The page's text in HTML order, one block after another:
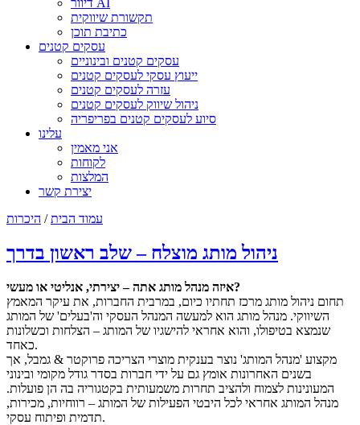
דיוור AI
תקשורת שיווקית
כתיבת תוכן
עסקים קטנים
עסקים קטנים ובינוניים
ייעוץ עסקי לעסקים קטנים
עזרה לעסקים קטנים
ניהול שיווק לעסקים קטנים
סיוע לעסקים קטנים בפריפריה
עלינו
אני מאמין
לקוחות
המלצות
יצירת קשר
עמוד הבית/ היכרות
ניהול מותג מוצלח – שלב ראשון בדרך
איזה מנהל מותג אתה – יצירתי, אנליטי או מעשי?
תחום ניהול מותג מרכז תחתיו כיום, במרבית החברות, את עיקר המאמץ
השיווקי. מנהל מותג הוא למעשה המנהל העסקי וה'בעלים' של המותג
שנמצא בטיפולו, והוא אחראי להישגיו של המותג – הצלחות וכשלונות
כאחד.
מקצוע 'מנהל המותג' נוצר בענקית מוצרי הצריכה פרוקטר & גמבל, אך
בשנים האחרונות אומץ גם על ידי חברות בסדר גודל מקומי ובינוני
המעונינות לצמוח ולהציב תחרות משמעותית בקטגוריה בה הן פועלות.
מנהל המותג אחראי לכל היבטי הפעילות של המותג – רווחיות, מכירות,
תדמית ופיתוח עסקי.